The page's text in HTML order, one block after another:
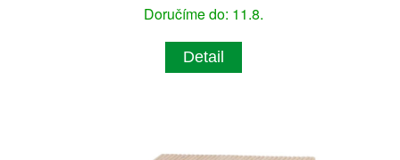
Doručíme do: 11.8.
Detail